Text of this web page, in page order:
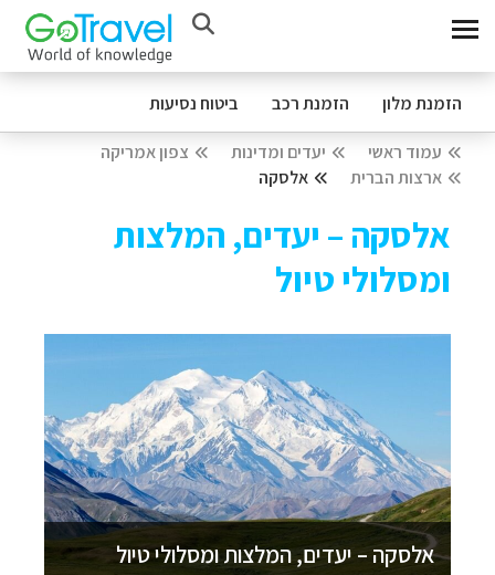
הזמנת מלון הזמנת רכב ביטוח נסיעות
עמוד ראשי יעדים ומדינות
צפון אמריקה
ארצות הברית
אלסקה
אלסקה – יעדים, המלצות
ומסלולי טיול
אלסקה – יעדים, המלצות ומסלולי טיול